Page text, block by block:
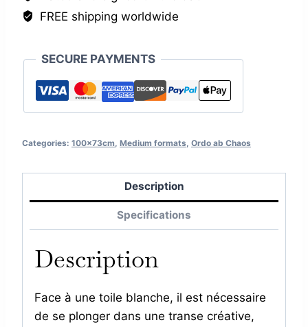
FREE shipping worldwide
SECURE PAYMENTS
Categories: 100x73cm Medium formats Ordo ab Chaos
Description
Specifications
Description
Face à une toile blanche, il est nécessaire
de se plonger dans une transe créative,